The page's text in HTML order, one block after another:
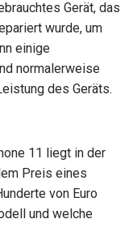
Gerät, das
wurde, um
einige
normalerweise
des Geräts.
11 liegt in der
Preis eines
von Euro
und welche